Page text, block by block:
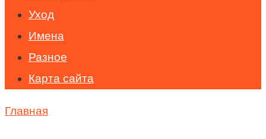
Уход
Имена
Разное
Карта сайта
Главная